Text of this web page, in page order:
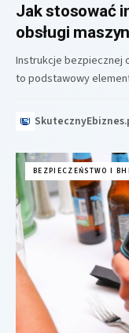
Jak stosować
obsługi
Instrukcje bezpiecznej
to podstawowy
BEZPIECZEŃSTWO I